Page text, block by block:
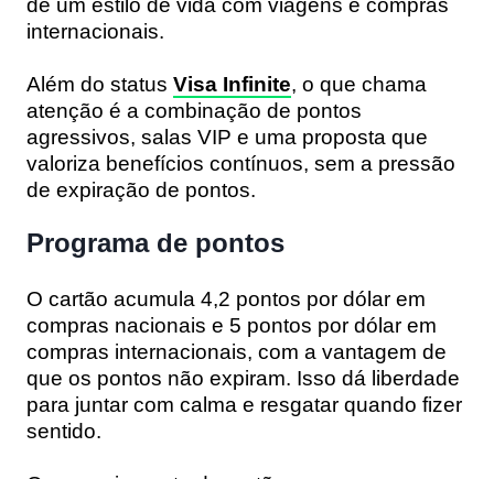
de um estilo de vida com viagens e compras
internacionais.
Além do status Visa Infinite, o que chama
atenção é a combinação de pontos
agressivos, salas VIP e uma proposta que
valoriza benefícios contínuos, sem a pressão
de expiração de pontos.
Programa de pontos
O cartão acumula 4,2 pontos por dólar em
compras nacionais e 5 pontos por dólar em
compras internacionais, com a vantagem de
que os pontos não expiram. Isso dá liberdade
para juntar com calma e resgatar quando fizer
sentido.